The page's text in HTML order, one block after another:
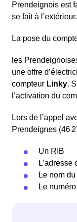
Prendeignois est
se fait à l’extérieur.
La pose du
les
une offre
compteur Linky.
l’activation du
Lors de l’appel
Prendeignes (46
Un RIB
L’adresse
Le nom
Le